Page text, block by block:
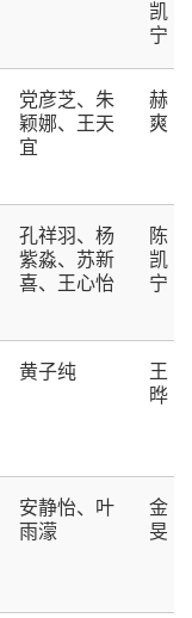
凯
宁
党彦芝、朱
颖娜、王天
宜
赫
爽
孔祥羽、杨
紫淼、苏新
喜、王心怡
陈
凯
宁
黄子纯
王
晔
安静怡、叶
雨濛
金
旻